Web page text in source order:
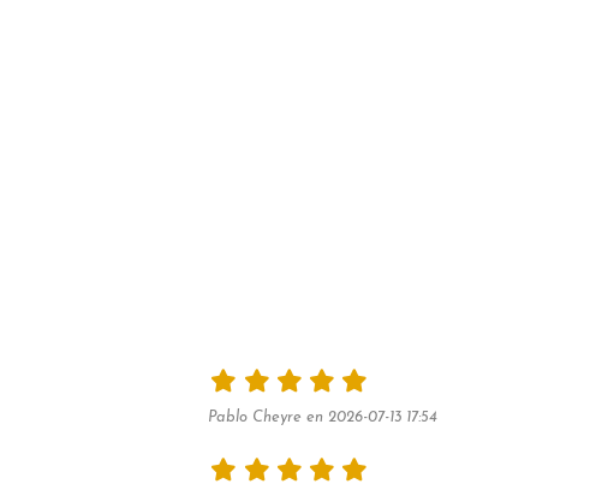
Pablo Cheyre en 2026-07-13 17:54